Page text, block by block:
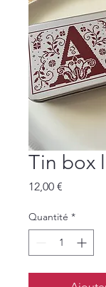
Tin box
12,00 €
Quantité *